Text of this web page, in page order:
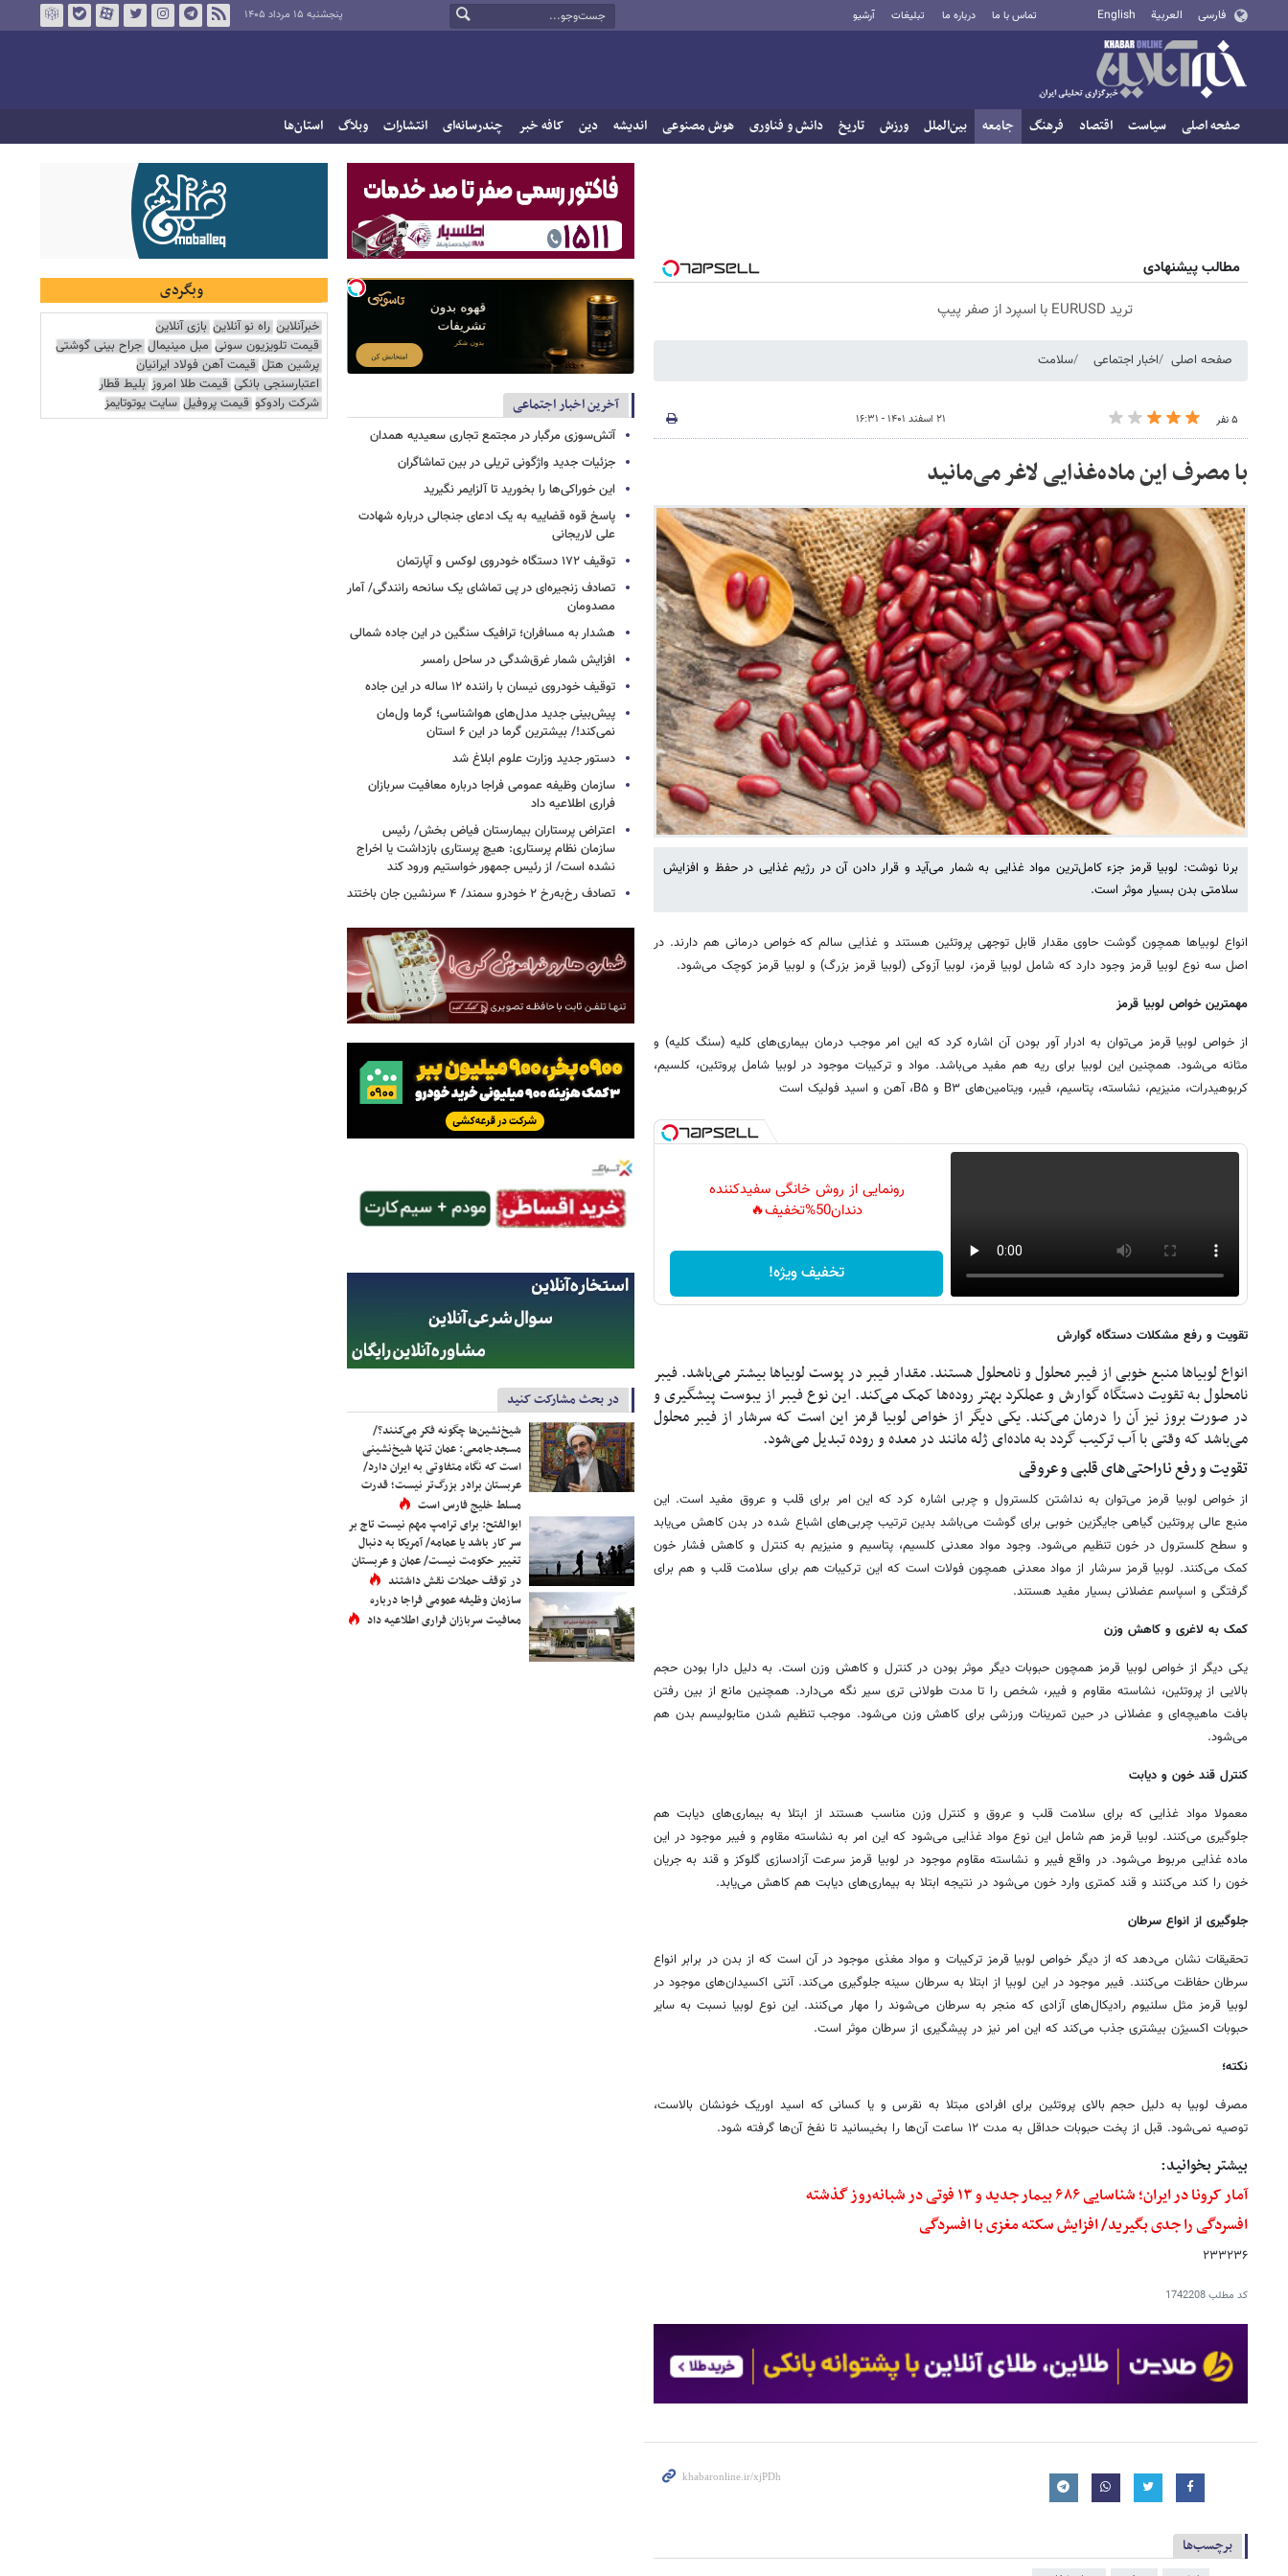
فارسی العربية English تماس با ما درباره ما تبلیغات آرشیو پنجشنبه ۱۵ مرداد ۱۴۰۵
صفحه اصلی سیاست اقتصاد فرهنگ جامعه بین‌الملل ورزش تاریخ دانش و فناوری هوش مصنوعی اندیشه دین کافه خبر چندرسانه‌ای انتشارات وبلاگ استان‌ها
مطالب پیشنهادی
ترید EURUSD با اسپرد از صفر پیپ
صفحه اصلی اخبار اجتماعی سلامت
۵ نفر ۲۱ اسفند ۱۴۰۱ - ۱۶:۳۱
با مصرف این ماده‌غذایی لاغر می‌مانید
برنا نوشت: لوبیا قرمز جزء کامل‌ترین مواد غذایی به شمار می‌آید و قرار دادن آن در رژیم غذایی در حفظ و افزایش
سلامتی بدن بسیار موثر است.
انواع لوبیاها همچون گوشت حاوی مقدار قابل توجهی پروتئین هستند و غذایی سالم که خواص درمانی هم دارند. در
اصل سه نوع لوبیا قرمز وجود دارد که شامل لوبیا قرمز، لوبیا آزوکی (لوبیا قرمز بزرگ) و لوبیا قرمز کوچک می‌شود.
مهمترین خواص لوبیا قرمز
از خواص لوبیا قرمز می‌توان به ادرار آور بودن آن اشاره کرد که این امر موجب درمان بیماری‌های کلیه (سنگ کلیه) و
مثانه می‌شود. همچنین این لوبیا برای ریه هم مفید می‌باشد. مواد و ترکیبات موجود در لوبیا شامل پروتئین، کلسیم،
کربوهیدرات، منیزیم، نشاسته، پتاسیم، فیبر، ویتامین‌های B۳ و B۵، آهن و اسید فولیک است
رونمایی از روش خانگی سفیدکننده
دندان50%تخفیف🔥
تخفیف ویژه!
تقویت و رفع مشکلات دستگاه گوارش
انواع لوبیاها منبع خوبی از فیبر محلول و نامحلول هستند. مقدار فیبر در پوست لوبیاها بیشتر می‌باشد. فیبر
نامحلول به تقویت دستگاه گوارش و عملکرد بهتر روده‌ها کمک می‌کند. این نوع فیبر از یبوست پیشگیری و
در صورت بروز نیز آن را درمان می‌کند. یکی دیگر از خواص لوبیا قرمز این است که سرشار از فیبر محلول
می‌باشد که وقتی با آب ترکیب گردد به ماده‌ای ژله مانند در معده و روده تبدیل می‌شود.
تقویت و رفع ناراحتی‌های قلبی و عروقی
از خواص لوبیا قرمز می‌توان به نداشتن کلسترول و چربی اشاره کرد که این امر برای قلب و عروق مفید است. این
منبع عالی پروتئین گیاهی جایگزین خوبی برای گوشت می‌باشد بدین ترتیب چربی‌های اشباع شده در بدن کاهش می‌یابد
و سطح کلسترول در خون تنظیم می‌شود. وجود مواد معدنی کلسیم، پتاسیم و منیزیم به کنترل و کاهش فشار خون
کمک می‌کنند. لوبیا قرمز سرشار از مواد معدنی همچون فولات است که این ترکیبات هم برای سلامت قلب و هم برای
گرفتگی و اسپاسم عضلانی بسیار مفید هستند.
کمک به لاغری و کاهش وزن
یکی دیگر از خواص لوبیا قرمز همچون حبوبات دیگر موثر بودن در کنترل و کاهش وزن است. به دلیل دارا بودن حجم
بالایی از پروتئین، نشاسته مقاوم و فیبر، شخص را تا مدت طولانی تری سیر نگه می‌دارد. همچنین مانع از بین رفتن
بافت ماهیچه‌ای و عضلانی در حین تمرینات ورزشی برای کاهش وزن می‌شود. موجب تنظیم شدن متابولیسم بدن هم
می‌شود.
کنترل قند خون و دیابت
معمولا مواد غذایی که برای سلامت قلب و عروق و کنترل وزن مناسب هستند از ابتلا به بیماری‌های دیابت هم
جلوگیری می‌کنند. لوبیا قرمز هم شامل این نوع مواد غذایی می‌شود که این امر به نشاسته مقاوم و فیبر موجود در این
ماده غذایی مربوط می‌شود. در واقع فیبر و نشاسته مقاوم موجود در لوبیا قرمز سرعت آزادسازی گلوکز و قند به جریان
خون را کند می‌کنند و قند کمتری وارد خون می‌شود در نتیجه ابتلا به بیماری‌های دیابت هم کاهش می‌یابد.
جلوگیری از انواع سرطان
تحقیقات نشان می‌دهد که از دیگر خواص لوبیا قرمز ترکیبات و مواد مغذی موجود در آن است که از بدن در برابر انواع
سرطان حفاظت می‌کنند. فیبر موجود در این لوبیا از ابتلا به سرطان سینه جلوگیری می‌کند. آنتی اکسیدان‌های موجود در
لوبیا قرمز مثل سلنیوم رادیکال‌های آزادی که منجر به سرطان می‌شوند را مهار می‌کنند. این نوع لوبیا نسبت به سایر
حبوبات اکسیژن بیشتری جذب می‌کند که این امر نیز در پیشگیری از سرطان موثر است.
نکته؛
مصرف لوبیا به دلیل حجم بالای پروتئین برای افرادی مبتلا به نقرس و یا کسانی که اسید اوریک خونشان بالاست،
توصیه نمی‌شود. قبل از پخت حبوبات حداقل به مدت ۱۲ ساعت آن‌ها را بخیسانید تا نفخ آن‌ها گرفته شود.
بیشتر بخوانید:
آمار کرونا در ایران؛ شناسایی ۶۸۶ بیمار جدید و ۱۳ فوتی در شبانه‌روز گذشته
افسردگی را جدی بگیرید/ افزایش سکته مغزی با افسردگی
۲۳۳۲۳۶
کد مطلب1742208
برچسب‌ها
آخرین اخبار اجتماعی
آتش‌سوزی مرگبار در مجتمع تجاری سعیدیه همدان
جزئیات جدید واژگونی تریلی در بین تماشاگران
این خوراکی‌ها را بخورید تا آلزایمر نگیرید
پاسخ قوه قضاییه به یک ادعای جنجالی درباره شهادت
علی لاریجانی
توقیف ۱۷۲ دستگاه خودروی لوکس و آپارتمان
تصادف زنجیره‌ای در پی تماشای یک سانحه رانندگی/ آمار
مصدومان
هشدار به مسافران؛ ترافیک سنگین در این جاده شمالی
افزایش شمار غرق‌شدگی در ساحل رامسر
توقیف خودروی نیسان با راننده ۱۲ ساله در این جاده
پیش‌بینی جدید مدل‌های هواشناسی؛ گرما ول‌مان
نمی‌کند!/ بیشترین گرما در این ۶ استان
دستور جدید وزارت علوم ابلاغ شد
سازمان وظیفه عمومی فراجا درباره معافیت سربازان
فراری اطلاعیه داد
اعتراض پرستاران بیمارستان فیاض بخش/ رئیس
سازمان نظام پرستاری: هیچ پرستاری بازداشت یا اخراج
نشده است/ از رئیس جمهور خواستیم ورود کند
تصادف رخ‌به‌رخ ۲ خودرو سمند/ ۴ سرنشین جان باختند
در بحث مشارکت کنید
شیخ‌نشین‌ها چگونه فکر می‌کنند؟/
مسجدجامعی: عمان تنها شیخ‌نشینی
است که نگاه متفاوتی به ایران دارد/
عربستان برادر بزرگ‌تر نیست؛ قدرت
مسلط خلیج فارس است
ابوالفتح: برای ترامپ مهم نیست تاج بر
سر کار باشد یا عمامه/ آمریکا به دنبال
تغییر حکومت نیست/ عمان و عربستان
در توقف حملات نقش داشتند
سازمان وظیفه عمومی فراجا درباره
معافیت سربازان فراری اطلاعیه داد
وبگردی
خبرآنلاین راه نو آنلاین بازی آنلاین
قیمت تلویزیون سونی مبل مینیمال جراح بینی گوشتی
پرشین هتل قیمت آهن فولاد ایرانیان
اعتبارسنجی بانکی قیمت طلا امروز بلیط قطار
شرکت رادوکو قیمت پروفیل سایت یوتوتایمز